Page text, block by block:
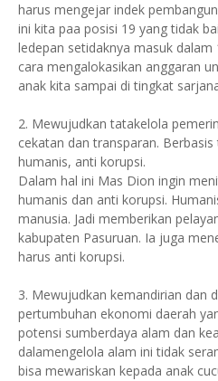
harus mengejar indek
ini kita paa posisi 19 yang tidak
ledepan setidaknya masuk dalam
cara mengalokasikan anggaran
anak kita sampai di tingkat
2. Mewujudkan tatakelola
cekatan dan transparan.
humanis, anti korupsi.
Dalam hal ini Mas Dion ingin
humanis dan anti korupsi.
manusia. Jadi memberikan
kabupaten Pasuruan. Ia juga
harus anti korupsi.
3. Mewujudkan kemandirian dan
pertumbuhan ekonomi daerah
potensi sumberdaya alam dan
dalamengelola alam ini tidak
bisa mewariskan kepada anak